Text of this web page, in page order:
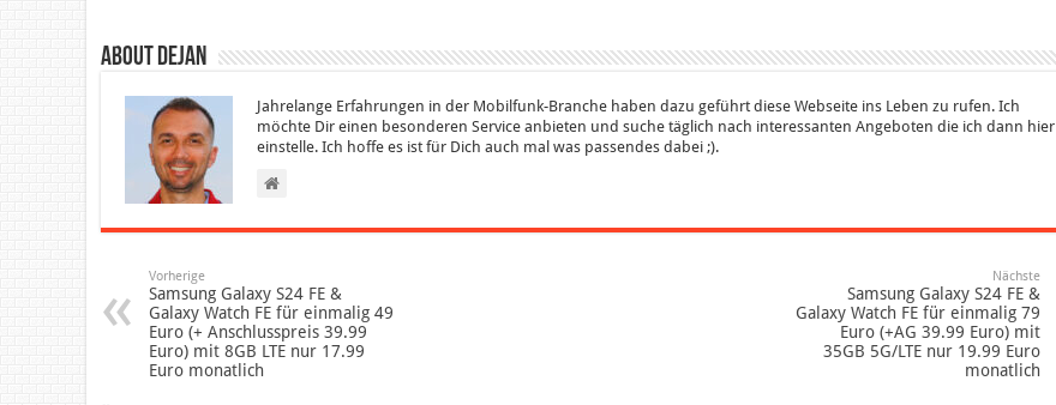
About Dejan
Jahrelange Erfahrungen in der Mobilfunk-Branche haben dazu geführt diese Webseite ins Leben zu rufen. Ich
möchte Dir einen besonderen Service anbieten und suche täglich nach interessanten Angeboten die ich dann hier
einstelle. Ich hoffe es ist für Dich auch mal was passendes dabei ;).
Vorherige
Samsung Galaxy S24 FE &
Galaxy Watch FE für einmalig 49
Euro (+ Anschlusspreis 39.99
Euro) mit 8GB LTE nur 17.99
Euro monatlich
Nächste
Samsung Galaxy S24 FE &
Galaxy Watch FE für einmalig 79
Euro (+AG 39.99 Euro) mit
35GB 5G/LTE nur 19.99 Euro
monatlich